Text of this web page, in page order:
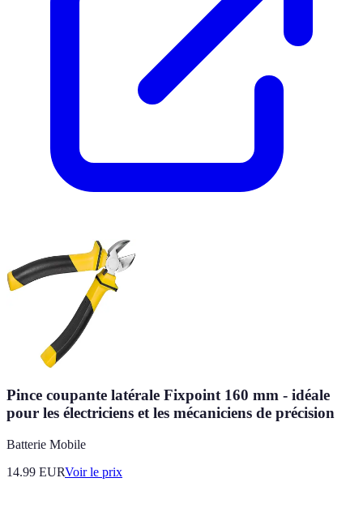
Pince coupante latérale Fixpoint 160 mm - idéale
pour les électriciens et les mécaniciens de précision
Batterie Mobile
14.99 EURVoir le prix